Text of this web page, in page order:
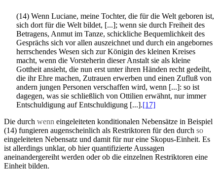
(14) Wenn Luciane, meine Tochter, die für die Welt geboren ist,
sich dort für die Welt bildet, [...]; wenn sie durch Freiheit des
Betragens, Anmut im Tanze, schickliche Bequemlichkeit des
Gesprächs sich vor allen auszeichnet und durch ein angebornes
herrschendes Wesen sich zur Königin des kleinen Kreises
macht, wenn die Vorsteherin dieser Anstalt sie als kleine
Gottheit ansieht, die nun erst unter ihren Händen recht gedeiht,
die ihr Ehre machen, Zutrauen erwerben und einen Zufluß von
andern jungen Personen verschaffen wird, wenn [...]: so ist
dagegen, was sie schließlich von Ottilien erwähnt, nur immer
Entschuldigung auf Entschuldigung [...].[17]
Die durch wenn eingeleiteten konditionalen Nebensätze in Beispiel
(14) fungieren augenscheinlich als Restriktoren für den durch so
eingeleiteten Nebensatz und damit für nur eine Skopus-Einheit. Es
ist allerdings unklar, ob hier quantifizierte Aussagen
aneinandergereiht werden oder ob die einzelnen Restriktoren eine
Einheit bilden.